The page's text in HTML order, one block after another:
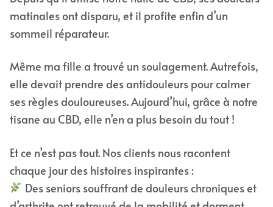
matinales ont disparu, et il profite enfin d’un
sommeil réparateur.
Même ma fille a trouvé un soulagement. Autrefois,
elle devait prendre des antidouleurs pour calmer
ses règles douloureuses. Aujourd’hui, grâce à notre
tisane au CBD, elle n’en a plus besoin du tout !
Et ce n’est pas tout. Nos clients nous racontent
chaque jour des histoires inspirantes :
Des seniors souffrant de douleurs chroniques et